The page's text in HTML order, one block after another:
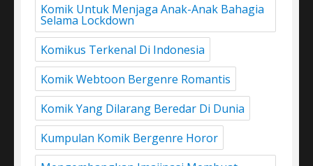
Komik Untuk Menjaga Anak-Anak Bahagia
Selama Lockdown
Komikus Terkenal Di Indonesia
Komik Webtoon Bergenre Romantis
Komik Yang Dilarang Beredar Di Dunia
Kumpulan Komik Bergenre Horor